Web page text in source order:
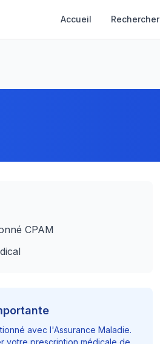
Accueil Rechercher
CPAM
avec l'Assurance Maladie.
votre prescription médicale de